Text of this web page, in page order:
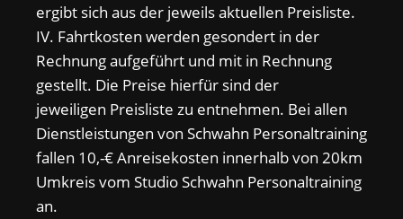
ergibt sich aus der jeweils aktuellen Preisliste.
IV. Fahrtkosten werden gesondert in der
Rechnung aufgeführt und mit in Rechnung
gestellt. Die Preise hierfür sind der
jeweiligen Preisliste zu entnehmen. Bei allen
Dienstleistungen von Schwahn Personaltraining
fallen 10,-€ Anreisekosten innerhalb von 20km
Umkreis vom Studio Schwahn Personaltraining
an.